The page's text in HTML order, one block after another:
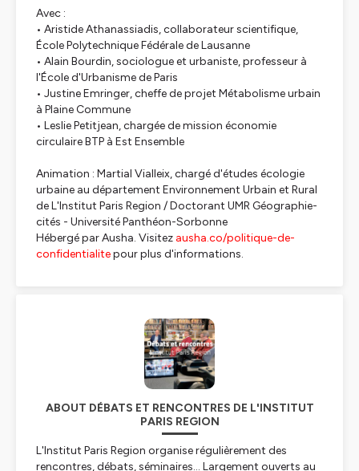
Avec :
• Aristide Athanassiadis, collaborateur scientifique,
École Polytechnique Fédérale de Lausanne
• Alain Bourdin, sociologue et urbaniste, professeur à
l'École d'Urbanisme de Paris
• Justine Emringer, cheffe de projet Métabolisme urbain
à Plaine Commune
• Leslie Petitjean, chargée de mission économie
circulaire BTP à Est Ensemble
Animation : Martial Vialleix, chargé d'études écologie
urbaine au département Environnement Urbain et Rural
de L'Institut Paris Region / Doctorant UMR Géographie-
cités - Université Panthéon-Sorbonne
Hébergé par Ausha. Visitez ausha.co/politique-de-
confidentialitepour plus d'informations.
ABOUT DÉBATS ET RENCONTRES DE L'INSTITUT
PARIS REGION
L'Institut Paris Region organise régulièrement des
rencontres, débats, séminaires... Largement ouverts au